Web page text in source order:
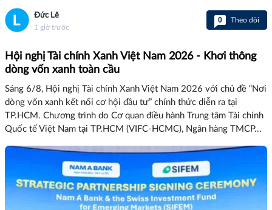
Đức Lê
1 giờ trước
0 Theo dõi
Hội nghị Tài chính Xanh Việt Nam 2026 - Khơi thông
dòng vốn xanh toàn cầu
Sáng 6/8, Hội nghị Tài chính Xanh Việt Nam 2026 với chủ đề “Nơi
dòng vốn xanh kết nối cơ hội đầu tư” chính thức diễn ra tại
TP.HCM. Chương trình do Cơ quan điều hành Trung tâm Tài chính
Quốc tế Việt Nam tại TP.HCM (VIFC-HCMC), Ngân hàng TMCP...